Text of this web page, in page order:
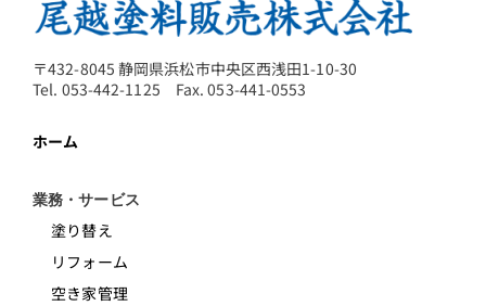
〒432-8045 静岡県浜松市中央区西浅田1-10-30
Tel. 053-442-1125 Fax. 053-441-0553
ホーム
業務・サービス
塗り替え
リフォーム
空き家管理